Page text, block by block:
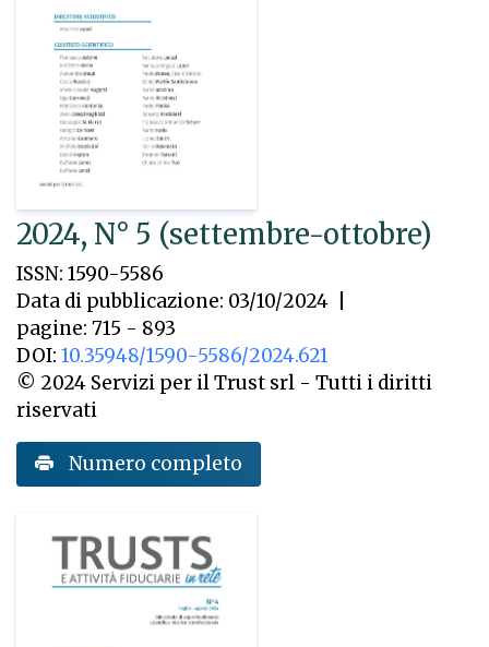
2024, N° 5 (settembre-ottobre)
ISSN: 1590-5586
Data di pubblicazione: 03/10/2024
pagine: 715 - 893
DOI: 10.35948/1590-5586/2024.621
© 2024 Servizi per il Trust srl - Tutti i diritti
riservati
Numero completo